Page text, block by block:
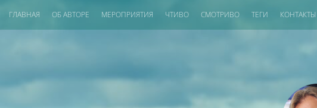
ГЛАВНАЯ ОБ АВТОРЕ МЕРОПРИЯТИЯ ЧТИВО СМОТРИВО ТЕГИ КОНТАКТЫ